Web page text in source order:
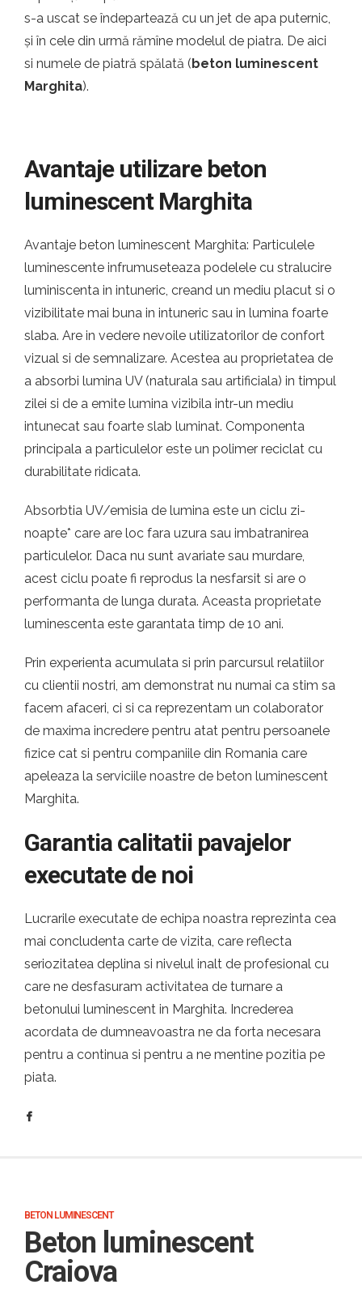
s-a uscat se îndepartează cu un jet de apa puternic,
și în cele din urmă rămîne modelul de piatra. De aici
si numele de piatră spălată (beton luminescent
Marghita).
Avantaje utilizare beton
luminescent Marghita
Avantaje beton luminescent Marghita: Particulele
luminescente infrumuseteaza podelele cu stralucire
luminiscenta in intuneric, creand un mediu placut si o
vizibilitate mai buna in intuneric sau in lumina foarte
slaba. Are in vedere nevoile utilizatorilor de confort
vizual si de semnalizare. Acestea au proprietatea de
a absorbi lumina UV (naturala sau artificiala) in timpul
zilei si de a emite lumina vizibila intr-un mediu
intunecat sau foarte slab luminat. Componenta
principala a particulelor este un polimer reciclat cu
durabilitate ridicata.
Absorbtia UV/emisia de lumina este un ciclu zi-
noapte* care are loc fara uzura sau imbatranirea
particulelor. Daca nu sunt avariate sau murdare,
acest ciclu poate fi reprodus la nesfarsit si are o
performanta de lunga durata. Aceasta proprietate
luminescenta este garantata timp de 10 ani.
Prin experienta acumulata si prin parcursul relatiilor
cu clientii nostri, am demonstrat nu numai ca stim sa
facem afaceri, ci si ca reprezentam un colaborator
de maxima incredere pentru atat pentru persoanele
fizice cat si pentru companiile din Romania care
apeleaza la serviciile noastre de beton luminescent
Marghita.
Garantia calitatii pavajelor
executate de noi
Lucrarile executate de echipa noastra reprezinta cea
mai concludenta carte de vizita, care reflecta
seriozitatea deplina si nivelul inalt de profesional cu
care ne desfasuram activitatea de turnare a
betonului luminescent in Marghita. Increderea
acordata de dumneavoastra ne da forta necesara
pentru a continua si pentru a ne mentine pozitia pe
piata.
BETON LUMINESCENT
Beton luminescent
Craiova